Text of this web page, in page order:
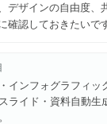
デザインの自由度、
確認しておきたいで
インフォグラフィッ
ライド・資料自動生